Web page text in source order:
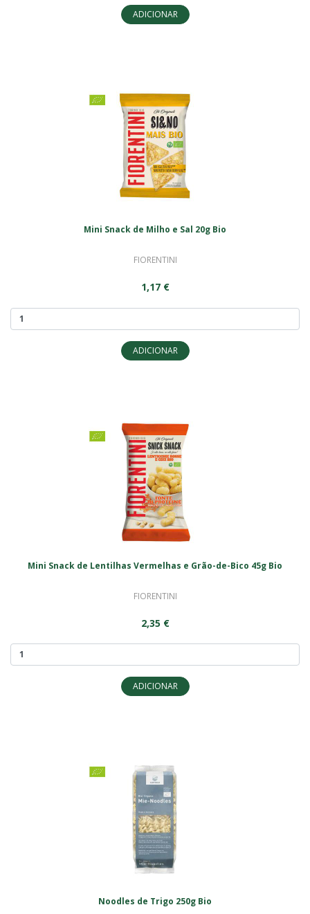
ADICIONAR
Mini Snack de Milho e Sal 20g Bio
FIORENTINI
1,17 €
ADICIONAR
Mini Snack de Lentilhas Vermelhas e Grão-de-Bico 45g Bio
FIORENTINI
2,35 €
ADICIONAR
Noodles de Trigo 250g Bio